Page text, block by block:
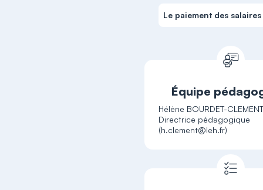
Le paiement des salaires
Équipe
Hélène BOURDET-
Directrice pédagogique